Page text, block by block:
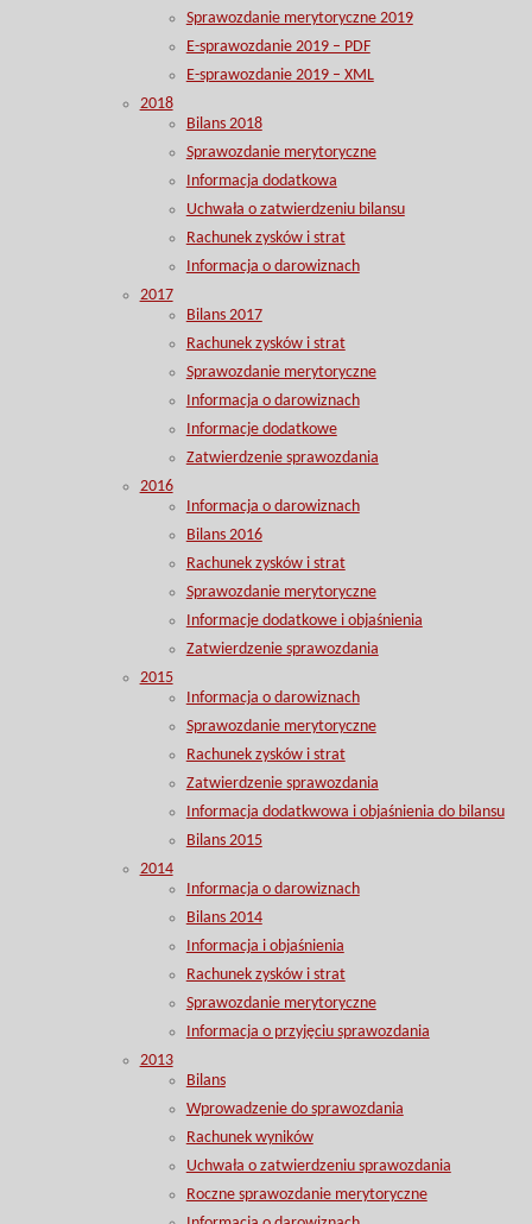
Sprawozdanie merytoryczne 2019
E-sprawozdanie 2019 – PDF
E-sprawozdanie 2019 – XML
2018
Bilans 2018
Sprawozdanie merytoryczne
Informacja dodatkowa
Uchwała o zatwierdzeniu bilansu
Rachunek zysków i strat
Informacja o darowiznach
2017
Bilans 2017
Rachunek zysków i strat
Sprawozdanie merytoryczne
Informacja o darowiznach
Informacje dodatkowe
Zatwierdzenie sprawozdania
2016
Informacja o darowiznach
Bilans 2016
Rachunek zysków i strat
Sprawozdanie merytoryczne
Informacje dodatkowe i objaśnienia
Zatwierdzenie sprawozdania
2015
Informacja o darowiznach
Sprawozdanie merytoryczne
Rachunek zysków i strat
Zatwierdzenie sprawozdania
Informacja dodatkwowa i objaśnienia do bilansu
Bilans 2015
2014
Informacja o darowiznach
Bilans 2014
Informacja i objaśnienia
Rachunek zysków i strat
Sprawozdanie merytoryczne
Informacja o przyjęciu sprawozdania
2013
Bilans
Wprowadzenie do sprawozdania
Rachunek wyników
Uchwała o zatwierdzeniu sprawozdania
Roczne sprawozdanie merytoryczne